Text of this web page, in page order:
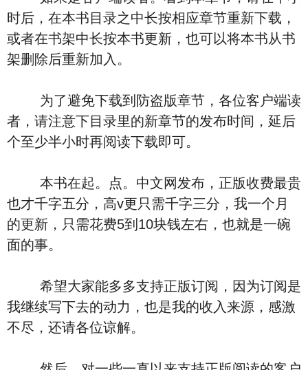
时后，在本书目录之中长按相应章节重新下载，
或者在书架中长按本书更新，也可以将本书从书
架删除后重新加入。
为了避免下载到防盗版章节，各位客户端读
者，请注意下目录里的新章节的发布时间，延后
个至少半小时再阅读下载即可。
本书在起。点。中文网发布，正版收费最贵
也才千字五分，高v更只需千字三分，我一个月
的更新，只需花费5到10块钱左右，也就是一碗
面的事。
希望大家能多多支持正版订阅，因为订阅是
我继续写下去的动力，也是我的收入来源，感激
不尽，还请各位谅解。